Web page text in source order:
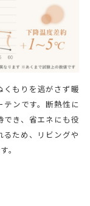
くもりを逃がさず暖
ンです。断熱性に
でき、省エネにも役
るため、リビングや
。